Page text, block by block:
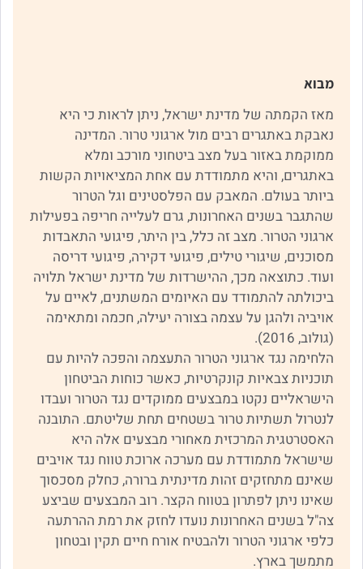
מבוא
מאז הקמתה של מדינת ישראל, ניתן לראות כי היא
נאבקת באתגרים רבים מול ארגוני טרור. המדינה
ממוקמת באזור בעל מצב ביטחוני מורכב ומלא
באתגרים, והיא מתמודדת עם אחת המציאויות הקשות
ביותר בעולם. המאבק עם הפלסטינים וגל הטרור
שהתגבר בשנים האחרונות, גרם לעלייה חריפה בפעילות
ארגוני הטרור. מצב זה כלל, בין היתר, פיגועי התאבדות
מסוכנים, שיגורי טילים, פיגועי דקירה, פיגועי דריסה
ועוד. כתוצאה מכך, ההישרדות של מדינת ישראל תלויה
ביכולתה להתמודד עם האיומים המשתנים, לאיים על
אויביה ולהגן על עצמה בצורה יעילה, חכמה ומתאימה
(גולוב, 2016).
הלחימה נגד ארגוני הטרור התעצמה והפכה להיות עם
תוכניות צבאיות קונקרטיות, כאשר כוחות הביטחון
הישראליים נקטו במבצעים ממוקדים נגד הטרור ועבדו
לנטרול תשתיות טרור בשטחים תחת שליטתם. התובנה
האסטרטגית המרכזית מאחורי מבצעים אלה היא
שישראל מתמודדת עם מערכה ארוכת טווח נגד אויבים
שאינם מתחזקים זהות מדינתית ברורה, כחלק מסכסוך
שאינו ניתן לפתרון בטווח הקצר. רוב המבצעים שביצע
צה"ל בשנים האחרונות נועדו לחזק את רמת ההרתעה
כלפי ארגוני הטרור ולהבטיח אורח חיים תקין ובטחון
מתמשך בארץ.